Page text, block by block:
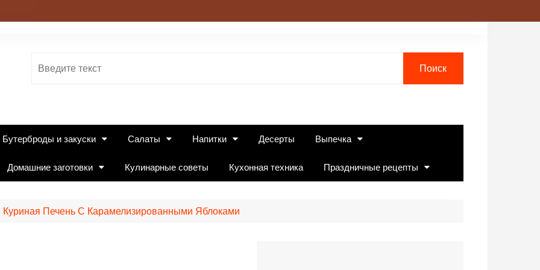
Бутерброды и закуски Салаты Напитки Десерты Выпечка
Домашние заготовки Кулинарные советы Кухонная техника Праздничные рецепты
Куриная Печень С Карамелизированными Яблоками